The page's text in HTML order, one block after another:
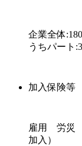
企業全体
うちパート
加入保険等
雇用 労災
加入）